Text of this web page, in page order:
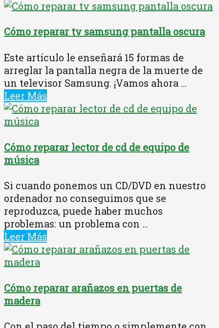
Cómo reparar tv samsung pantalla oscura
Este artículo le enseñará 15 formas de
arreglar la pantalla negra de la muerte de
un televisor Samsung. ¡Vamos ahora ...
Leer Más
Cómo reparar lector de cd de equipo de
música
Si cuando ponemos un CD/DVD en nuestro
ordenador no conseguimos que se
reproduzca, puede haber muchos
problemas: un problema con ...
Leer Más
Cómo reparar arañazos en puertas de
madera